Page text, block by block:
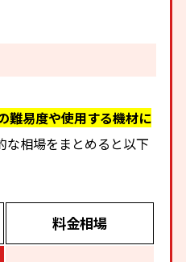
難易度や使用する機材に
な相場をまとめると以下
料金相場